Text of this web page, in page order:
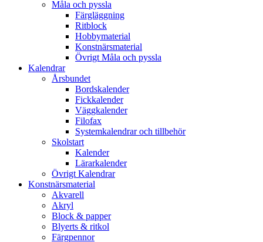
Måla och pyssla
Färgläggning
Ritblock
Hobbymaterial
Konstnärsmaterial
Övrigt Måla och pyssla
Kalendrar
Årsbundet
Bordskalender
Fickkalender
Väggkalender
Filofax
Systemkalendrar och tillbehör
Skolstart
Kalender
Lärarkalender
Övrigt Kalendrar
Konstnärsmaterial
Akvarell
Akryl
Block & papper
Blyerts & ritkol
Färgpennor